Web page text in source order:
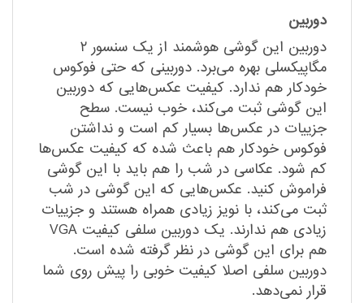
دوربین
دوربین این گوشی هوشمند از یک سنسور ۲
مگاپیکسلی بهره می‌برد. دوربینی که حتی فوکوس
خودکار هم ندارد. کیفیت عکس‌‌هایی که دوربین
این گوشی ثبت می‌کند، خوب نیست. سطح
جزییات در عکس‌ها بسیار کم است و نداشتن
فوکوس خودکار هم باعث شده که کیفیت عکس‌ها
کم شود. عکاسی در شب را هم باید با این گوشی
فراموش کنید. عکس‌‌هایی که این گوشی در شب
ثبت می‌کند، با نویز زیادی همراه هستند و جزییات
زیادی هم ندارند. یک دوربین سلفی کیفیت VGA
هم برای این گوشی در نظر گرفته شده است.
دوربین سلفی‌ اصلا کیفیت خوبی را پیش روی شما
قرار نمی‌دهد.